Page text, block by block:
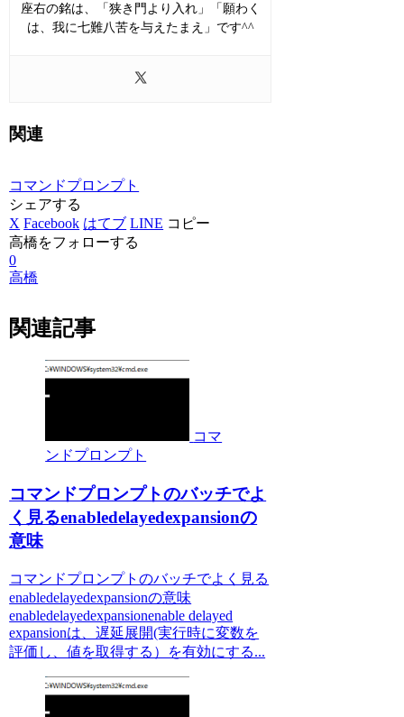
座右の銘は、「狭き門より入れ」「願わく
は、我に七難八苦を与えたまえ」です^^
関連
コマンドプロンプト
シェアする
X Facebook はてブ LINE コピー
高橋をフォローする
0
高橋
関連記事
コマ
ンドプロンプト
コマンドプロンプトのバッチでよ
く見るenabledelayedexpansionの
意味
コマンドプロンプトのバッチでよく見る
enabledelayedexpansionの意味
enabledelayedexpansionenable delayed
expansionは、遅延展開(実行時に変数を
評価し、値を取得する）を有効にする...